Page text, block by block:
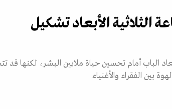
الثلاثية الأبعاد تشكيل
الباب أمام تحسين حياة ملايين البشر، لكنها قد
بين الفقراء والأغنياء